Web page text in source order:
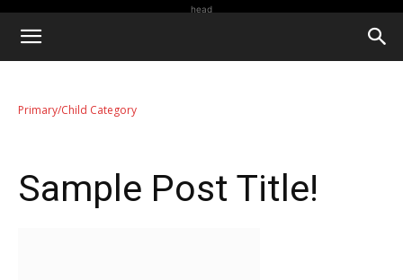
head
Primary/Child Category
Sample Post Title!